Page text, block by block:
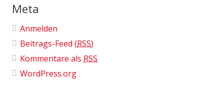
Meta
Anmelden
Beitrags-Feed (RSS)
Kommentare als RSS
WordPress.org